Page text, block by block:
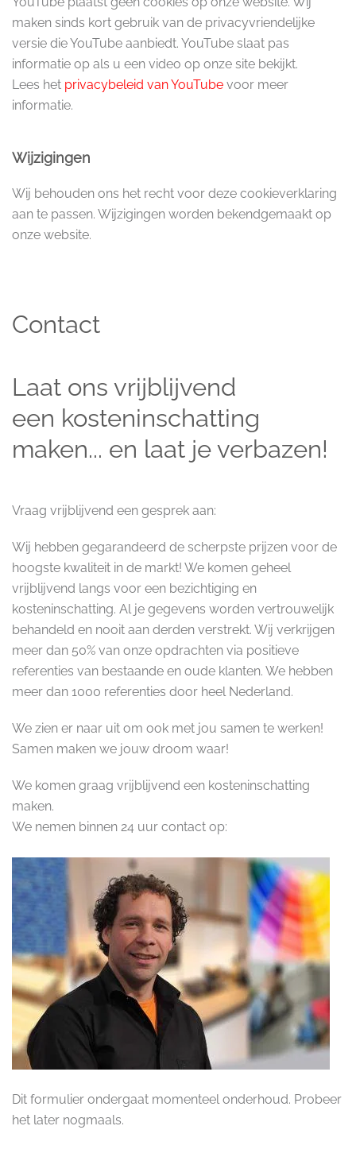
maken sinds kort gebruik van de privacyvriendelijke
versie die YouTube aanbiedt. YouTube slaat pas
informatie op als u een video op onze site bekijkt.
Lees het privacybeleid van YouTube voor meer
informatie.
Wijzigingen
Wij behouden ons het recht voor deze cookieverklaring
aan te passen. Wijzigingen worden bekendgemaakt op
onze website.
Contact
Laat ons vrijblijvend
een kosteninschatting
maken... en laat je verbazen!
Vraag vrijblijvend een gesprek aan:
Wij hebben gegarandeerd de scherpste prijzen voor de
hoogste kwaliteit in de markt! We komen geheel
vrijblijvend langs voor een bezichtiging en
kosteninschatting. Al je gegevens worden vertrouwelijk
behandeld en nooit aan derden verstrekt. Wij verkrijgen
meer dan 50% van onze opdrachten via positieve
referenties van bestaande en oude klanten. We hebben
meer dan 1000 referenties door heel Nederland.
We zien er naar uit om ook met jou samen te werken!
Samen maken we jouw droom waar!
We komen graag vrijblijvend een kosteninschatting
maken.
We nemen binnen 24 uur contact op:
Dit formulier ondergaat momenteel onderhoud. Probeer
het later nogmaals.